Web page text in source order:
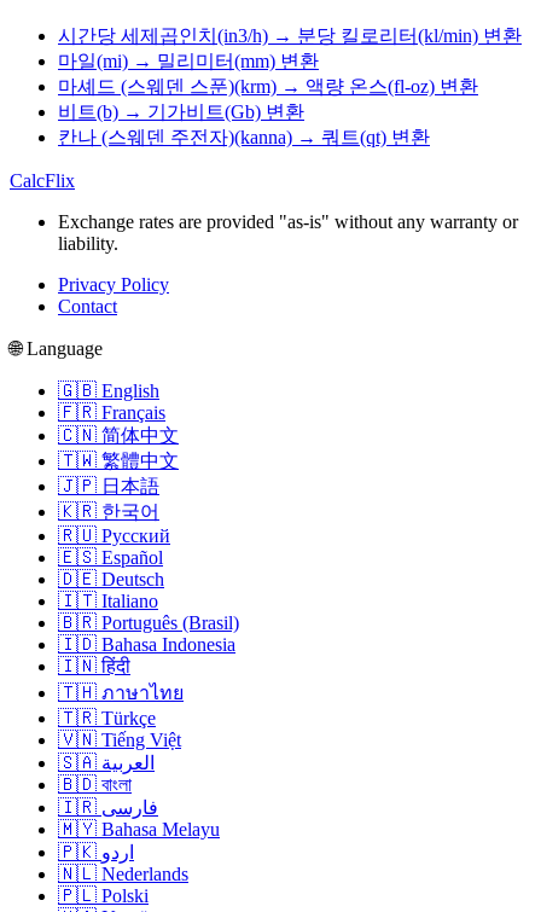
시간당 세제곱인치(in3/h) → 분당 킬로리터(kl/min) 변환
마일(mi) → 밀리미터(mm) 변환
마셰드 (스웨덴 스푼)(krm) → 액량 온스(fl-oz) 변환
비트(b) → 기가비트(Gb) 변환
칸나 (스웨덴 주전자)(kanna) → 쿼트(qt) 변환
CalcFlix
Exchange rates are provided "as-is" without any warranty or
liability.
Privacy Policy
Contact
🌐 Language
🇬🇧 English
🇫🇷 Français
🇨🇳 简体中文
🇹🇼 繁體中文
🇯🇵 日本語
🇰🇷 한국어
🇷🇺 Русский
🇪🇸 Español
🇩🇪 Deutsch
🇮🇹 Italiano
🇧🇷 Português (Brasil)
🇮🇩 Bahasa Indonesia
🇮🇳 हिंदी
🇹🇭 ภาษาไทย
🇹🇷 Türkçe
🇻🇳 Tiếng Việt
🇸🇦 العربية
🇧🇩 বাংলা
🇮🇷 فارسی
🇲🇾 Bahasa Melayu
🇵🇰 اردو
🇳🇱 Nederlands
🇵🇱 Polski